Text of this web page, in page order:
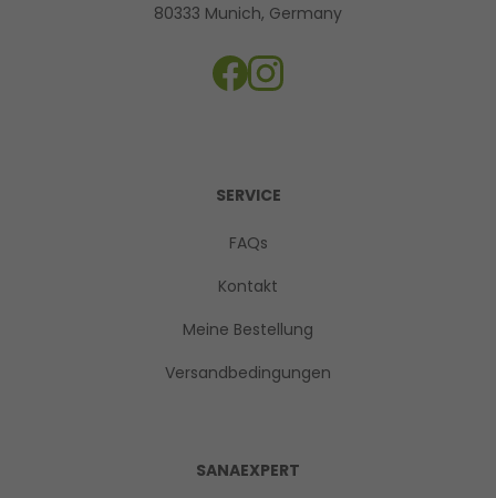
80333 Munich, Germany
SERVICE
FAQs
Kontakt
Meine Bestellung
Versandbedingungen
SANAEXPERT